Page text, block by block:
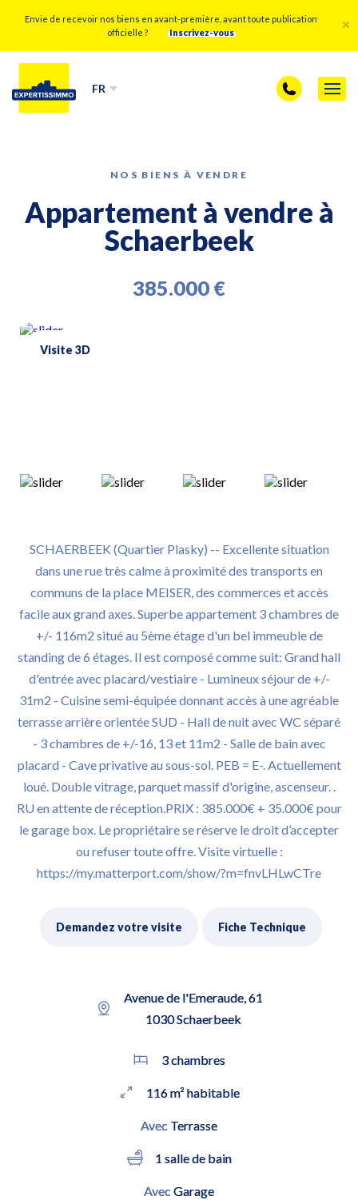
Envie de recevoir nos biens en avant-première, avant toute publication
officielle ?
Inscrivez-vous
FR
NOS BIENS À VENDRE
Appartement à vendre à
Schaerbeek
385.000 €
Visite 3D
SCHAERBEEK (Quartier Plasky) -- Excellente situation
dans une rue très calme à proximité des transports en
communs de la place MEISER, des commerces et accès
facile aux grand axes. Superbe appartement 3 chambres de
+/- 116m2 situé au 5ème étage d'un bel immeuble de
standing de 6 étages. Il est composé comme suit: Grand hall
d'entrée avec placard/vestiaire - Lumineux séjour de +/-
31m2 - Cuisine semi-équipée donnant accès à une agréable
terrasse arrière orientée SUD - Hall de nuit avec WC séparé
- 3 chambres de +/-16, 13 et 11m2 - Salle de bain avec
placard - Cave privative au sous-sol. PEB = E-. Actuellement
loué. Double vitrage, parquet massif d'origine, ascenseur. .
RU en attente de réception.PRIX : 385.000€ + 35.000€ pour
le garage box. Le propriétaire se réserve le droit d’accepter
ou refuser toute offre. Visite virtuelle :
https://my.matterport.com/show/?m=fnvLHLwCTre
Demandez votre visite Fiche Technique
Avenue de l'Emeraude, 61
1030 Schaerbeek
3 chambres
116 m² habitable
Avec Terrasse
1 salle de bain
AvecGarage